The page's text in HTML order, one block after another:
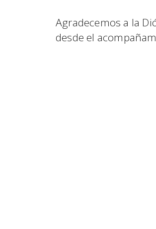
Agradecemos a la
desde el